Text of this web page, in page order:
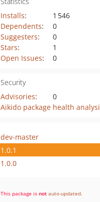
Installs:
1 546
Dependents:
0
Suggesters:
0
Stars:
1
Open Issues: 0
Security
Advisories:
0
Aikido package health
dev-master
1.0.1
1.0.0
This package is not auto-updated.